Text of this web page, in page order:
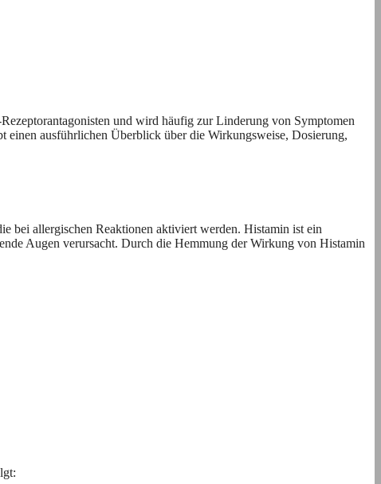
und wird häufig zur Linderung von Symptomen
einen ausführlichen Überblick über die Wirkungsweise, Dosierung,
bei allergischen Reaktionen aktiviert werden. Histamin ist ein
Augen verursacht. Durch die Hemmung der Wirkung von Histamin